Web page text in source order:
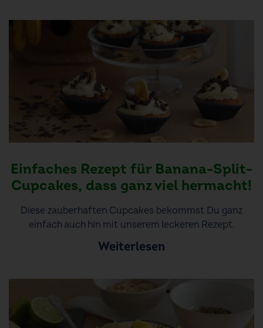
Einfaches Rezept für Banana-Split-
Cupcakes, dass ganz viel hermacht!
Diese zauberhaften Cupcakes bekommst Du ganz
einfach auch hin mit unserem leckeren Rezept.
Weiterlesen